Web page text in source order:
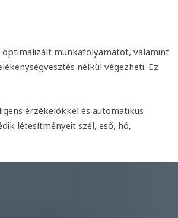
optimalizált munkafolyamatot, valamint
nélkül végezheti. Ez
érzékelőkkel és automatikus
létesítményeit szél, eső, hó,